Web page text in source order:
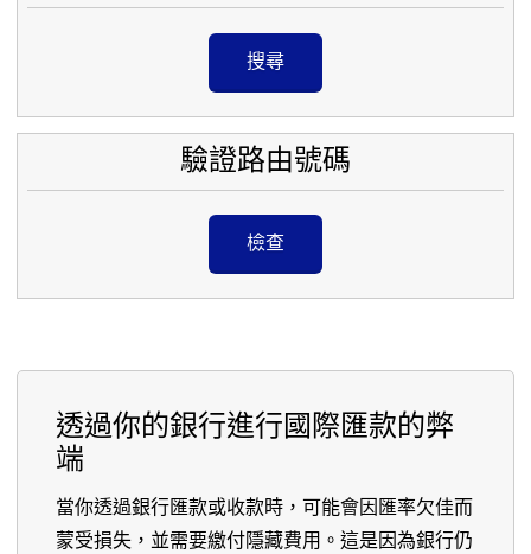
搜尋
驗證路由號碼
檢查
透過你的銀行進行國際匯款的弊
端
當你透過銀行匯款或收款時，可能會因匯率欠佳而
蒙受損失，並需要繳付隱藏費用。這是因為銀行仍